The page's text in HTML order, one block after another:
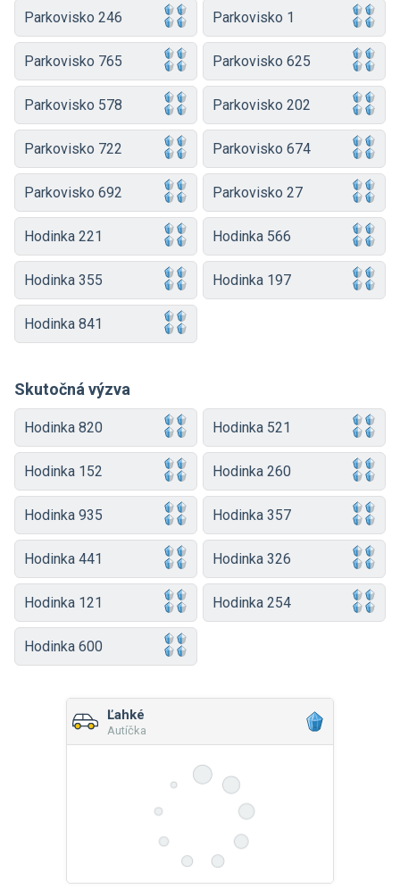
Parkovisko 246 Parkovisko 1
Parkovisko 765 Parkovisko 625
Parkovisko 578 Parkovisko 202
Parkovisko 722 Parkovisko 674
Parkovisko 692 Parkovisko 27
Hodinka 221 Hodinka 566
Hodinka 355 Hodinka 197
Hodinka 841
Skutočná výzva
Hodinka 820 Hodinka 521
Hodinka 152 Hodinka 260
Hodinka 935 Hodinka 357
Hodinka 441 Hodinka 326
Hodinka 121 Hodinka 254
Hodinka 600
Ľahké
Autíčka